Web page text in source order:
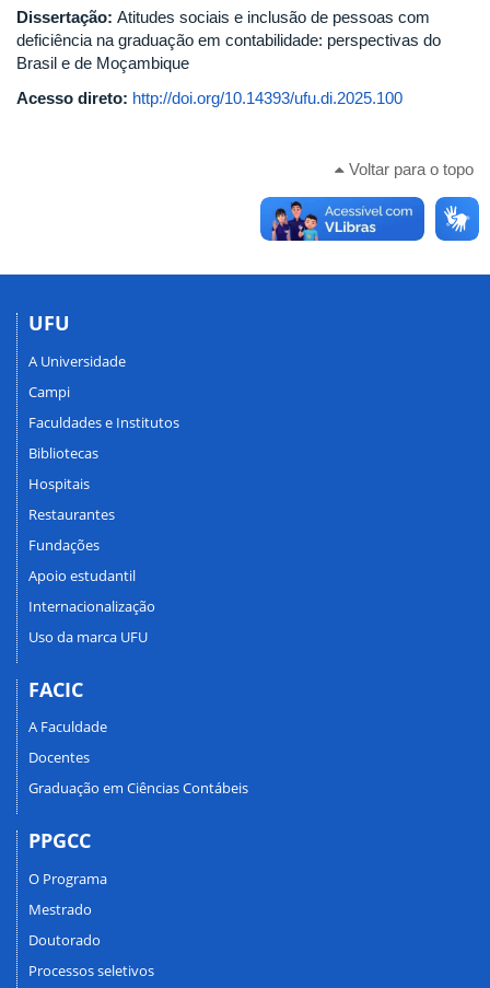
Dissertação: Atitudes sociais e inclusão de pessoas com
deficiência na graduação em contabilidade: perspectivas do
Brasil e de Moçambique
Acesso direto: http://doi.org/10.14393/ufu.di.2025.100
Voltar para o topo
UFU
A Universidade
Campi
Faculdades e Institutos
Bibliotecas
Hospitais
Restaurantes
Fundações
Apoio estudantil
Internacionalização
Uso da marca UFU
FACIC
A Faculdade
Docentes
Graduação em Ciências Contábeis
PPGCC
O Programa
Mestrado
Doutorado
Processos seletivos